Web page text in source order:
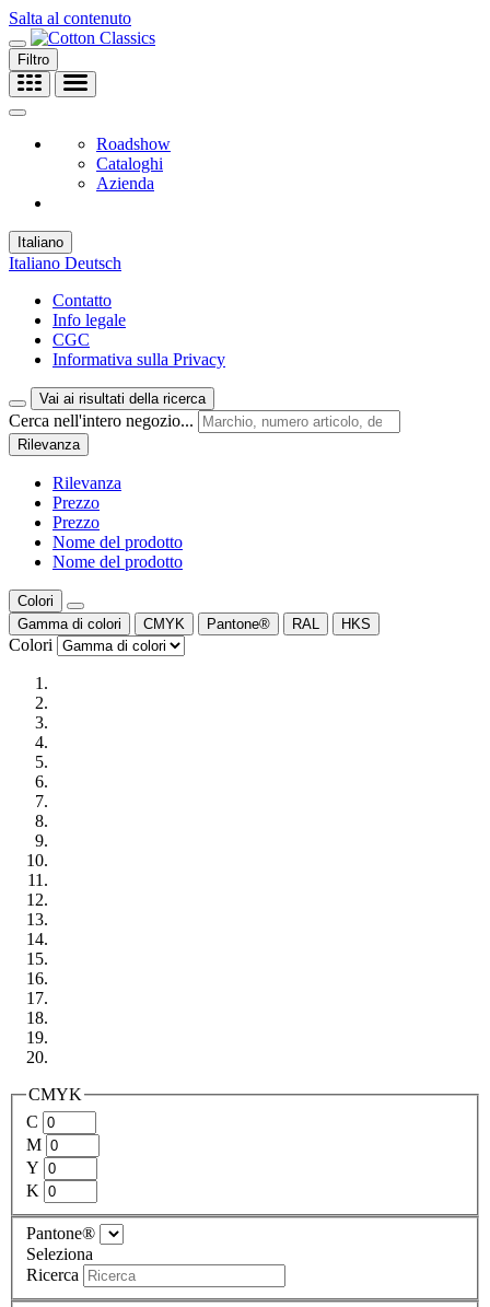
Salta al contenuto
Filtro
Roadshow
Cataloghi
Azienda
Italiano
Italiano Deutsch
Contatto
Info legale
CGC
Informativa sulla Privacy
Vai ai risultati della ricerca
Cerca nell'intero negozio...
Rilevanza
Rilevanza
Prezzo
Prezzo
Nome del prodotto
Nome del prodotto
Colori
Gamma di colori
CMYK Pantone® RAL HKS
Colori
CMYK
C
M
Y
K
Pantone®
Seleziona
Ricerca